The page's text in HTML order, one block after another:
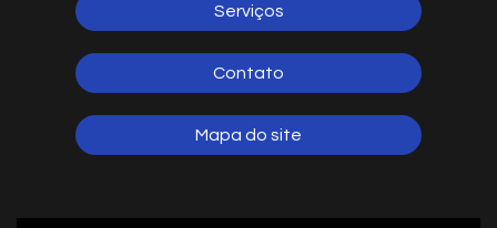
Serviços
Contato
Mapa do site